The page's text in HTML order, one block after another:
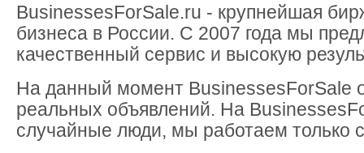
BusinessesForSale.ru - крупнейшая
бизнеса в России. С 2007 года мы
качественный сервис и высокую
На данный момент BusinessesForSale
реальных объявлений. На
случайные люди, мы работаем только